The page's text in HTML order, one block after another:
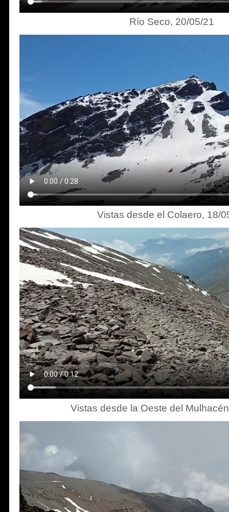
Río Seco, 20/05/21
Vistas desde el Colaero, 18/
Vistas desde la Oeste del